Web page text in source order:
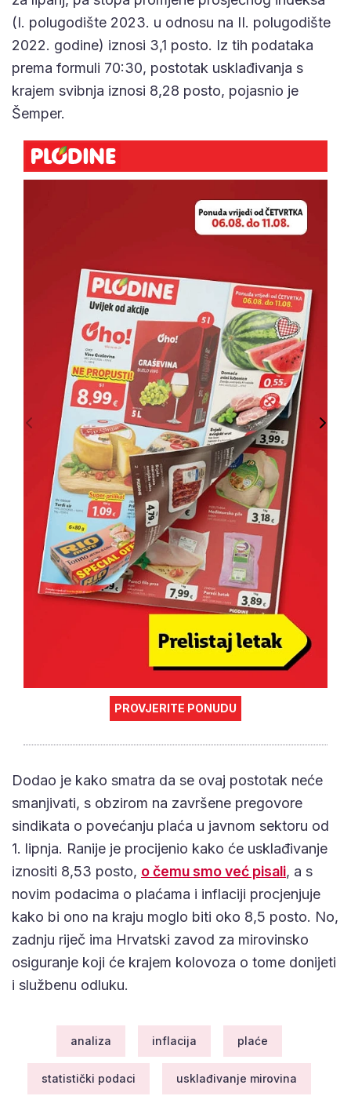
(I. polugodište 2023. u odnosu na II. polugodište
2022. godine) iznosi 3,1 posto. Iz tih podataka
prema formuli 70:30, postotak usklađivanja s
krajem svibnja iznosi 8,28 posto, pojasnio je
Šemper.
PROVJERITE PONUDU
Dodao je kako smatra da se ovaj postotak neće
smanjivati, s obzirom na završene pregovore
sindikata o povećanju plaća u javnom sektoru od
1. lipnja. Ranije je procijenio kako će usklađivanje
iznositi 8,53 posto, o čemu smo već pisali, a s
novim podacima o plaćama i inflaciji procjenjuje
kako bi ono na kraju moglo biti oko 8,5 posto. No,
zadnju riječ ima Hrvatski zavod za mirovinsko
osiguranje koji će krajem kolovoza o tome donijeti
i službenu odluku.
analiza inflacija plaće
statistički podaci usklađivanje mirovina